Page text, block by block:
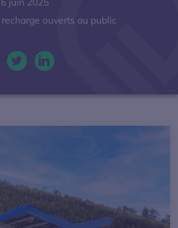
ouverts au public